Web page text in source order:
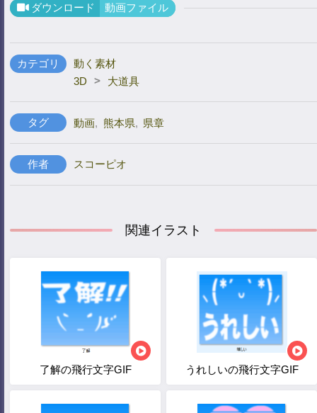
ダウンロード 動画ファイル
カテゴリ
動く素材
3D
> 大道具
タグ 動画, 熊本県, 県章
作者 スコーピオ
関連イラスト
了解の飛行文字GIF うれしいの飛行文字GIF